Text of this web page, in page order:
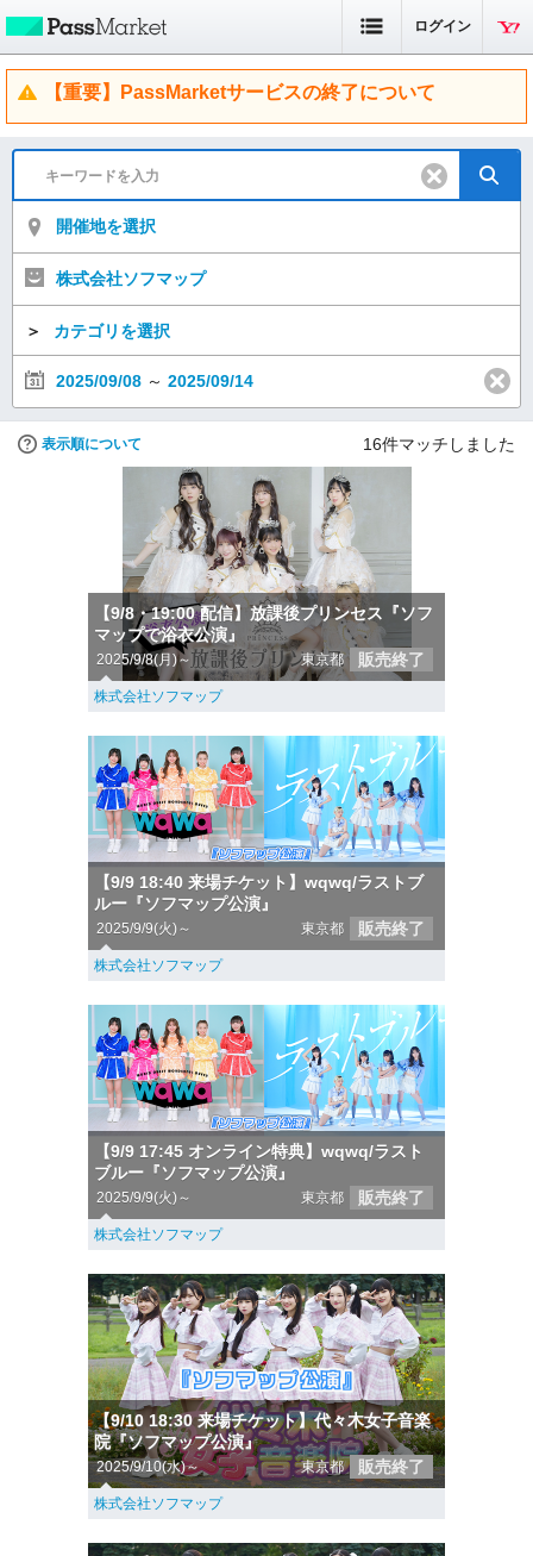
ログイン
【重要】PassMarketサービスの終了について
開催地を選択
株式会社ソフマップ
＞ カテゴリを選択
2025/09/08 ～ 2025/09/14
表示順について 16件マッチしました
【9/8・19:00 配信】放課後プリンセス『ソフ
マップで浴衣公演』
2025/9/8(月)～ 東京都 販売終了
株式会社ソフマップ
【9/9 18:40 来場チケット】wqwq/ラストブ
ルー『ソフマップ公演』
2025/9/9(火)～ 東京都 販売終了
株式会社ソフマップ
【9/9 17:45 オンライン特典】wqwq/ラスト
ブルー『ソフマップ公演』
2025/9/9(火)～ 東京都 販売終了
株式会社ソフマップ
【9/10 18:30 来場チケット】代々木女子音楽
院『ソフマップ公演』
2025/9/10(水)～ 東京都 販売終了
株式会社ソフマップ